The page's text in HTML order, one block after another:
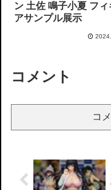
ン 土佐 鳴子小夏 フィ
アサンプル展示
コメント
コ